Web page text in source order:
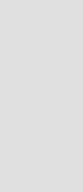
Παράκαμψη προς το κυρίως